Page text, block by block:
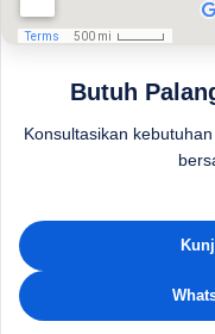
Butuh
Konsultasikan